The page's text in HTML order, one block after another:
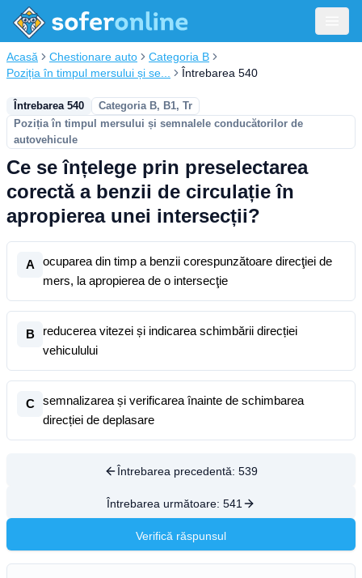
Acasă Chestionare auto
Categoria B
Poziția în timpul mersului și se...
Întrebarea 540
Întrebarea 540
Categoria B, B1, Tr
Poziția în timpul mersului și semnalele conducătorilor de
autovehicule
Ce se înțelege prin preselectarea
corectă a benzii de circulație în
apropierea unei intersecții?
A
ocuparea din timp a benzii corespunzătoare direcţiei de
mers, la apropierea de o intersecţie
B
reducerea vitezei și indicarea schimbării direcției
vehiculului
C
semnalizarea și verificarea înainte de schimbarea
direcției de deplasare
Întrebarea precedentă: 539
Întrebarea următoare: 541
Verifică răspunsul